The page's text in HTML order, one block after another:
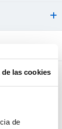
las cookies
de